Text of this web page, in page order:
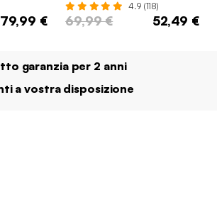
79,99 €
4.9 (118)
69,99 € 52,49 €
garanzia per 2 anni
a vostra disposizione